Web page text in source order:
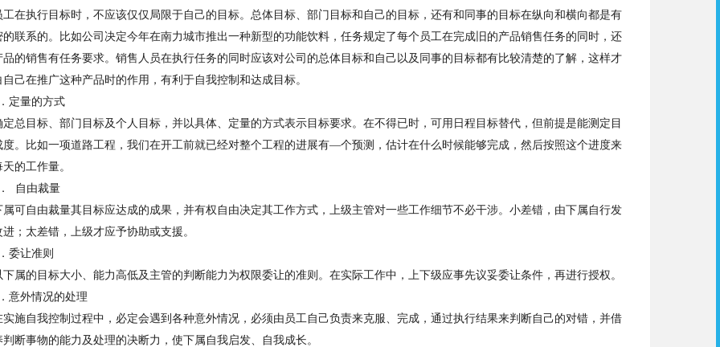
工在执行目标时，不应该仅仅局限于自己的目标。总体目标、部门目标和自己的目标，还有和同事的目标在纵向和横向都是有
的联系的。比如公司决定今年在南力城市推出一种新型的功能饮料，任务规定了每个员工在完成旧的产品销售任务的同时，还
品的销售有任务要求。 销售 人员在执行任务的同时应该对公司的总体目标和自己以及同事的目标都有比较清楚的了解，这样才
自己在推广这种产品时的作用，有利于自我控制和达成目标。
定量的方式
定总目标、部门目标及个人目标，并以具体、定量的方式表示目标要求。在不得已时，可用 日 程目标替代，但前提是能测定目
度。比如一项道路工程，我们在开工前就已经对整个工程的进展有—个预测 ，估计在什么时候能够完成，然后按照这个进度来
天的工作量。
自由裁量
属可自由裁量其目标应达成的成果，并有权自由决定其工作方式，上级主管对一些工作细节不必干涉。小差错，由下属自行发
；太差错，上级才应予协助或支援。
委让准则
下属的 目标大小、能力高低及主管的判断能力为权限委让的准则。在实际工作中，上下级应事先议妥委让条件，再进行授权。
意外情况的处理
实施自我控制过程中，必定会遇到各种意外情况，必须由员工自己负责来克服、完成，通过执行结果来判断自己的对错，并借
断事物的能力及处理的决断力，使下属自我启发、自我成长。